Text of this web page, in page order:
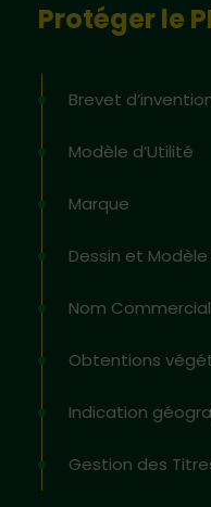
Protéger le PI
Brevet
Modèle d’Utilité
Marque
Dessin et
Nom Commercial
Obtentions
Indication
Gestion des